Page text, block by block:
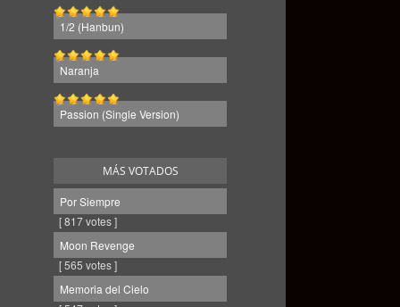
1/2 (Hanbun)
Naranja
Passion (Single Version)
MÁS VOTADOS
Por Siempre
[ 817 votes ]
Moon Revenge
[ 565 votes ]
Memoria del Cielo